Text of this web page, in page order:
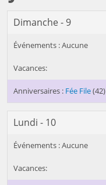
Dimanche - 9
Fée File(42)
Lundi - 10